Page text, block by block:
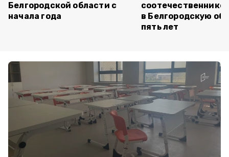
Белгородской области с
начала года
в Белгородскую
пять лет